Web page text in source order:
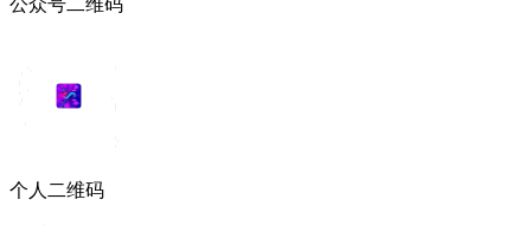
公众号二维码
个人二维码